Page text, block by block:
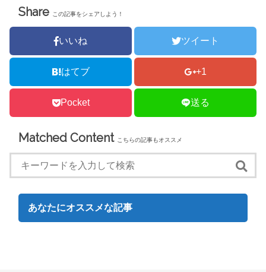
ウ
で
開
)
い
(
新
い
ウ
ィ
ン
ド
ウ
開
き
ま
)
Share この記事をシェアしよう！
いいね ツイート
はてブ +1
Pocket 送る
Matched Content こちらの記事もオススメ
あなたにオススメな記事